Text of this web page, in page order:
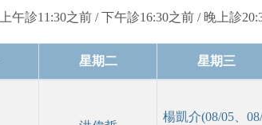
上午診11:30之前 / 下午診16:30之前 / 晚上診
星期二 星期三
楊凱介(08/05、